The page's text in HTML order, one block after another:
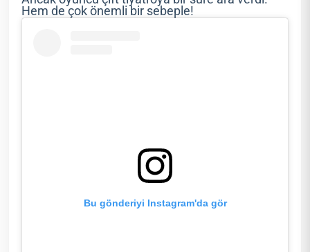
Hem de çok önemli bir sebeple!
Bu gönderiyi Instagram'da gör